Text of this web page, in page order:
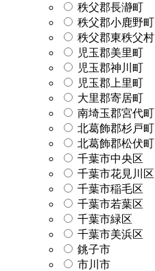
秩父郡長瀞町
秩父郡小鹿野町
秩父郡東秩父村
児玉郡美里町
児玉郡神川町
児玉郡上里町
大里郡寄居町
南埼玉郡宮代町
北葛飾郡杉戸町
北葛飾郡松伏町
千葉市中央区
千葉市花見川区
千葉市稲毛区
千葉市若葉区
千葉市緑区
千葉市美浜区
銚子市
市川市